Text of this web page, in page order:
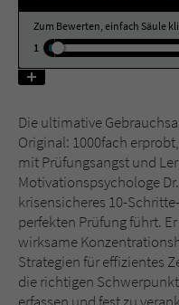
Zum Bewerten, einfach Säule
1
Die ultimative
Original: 1000fach
mit Prüfungsangst und
Motivationspsychologe
krisensicheres 10-
perfekten Prüfung führt.
wirksame
Strategien für effizientes
die richtigen
erfassen und fest zu
Name
Anbieter
Laufzeit 1 Jahr
Zweck Cookie
Name
Anbieter Literatur-